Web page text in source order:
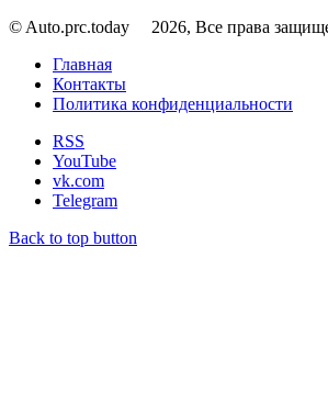
© Auto.prc.today
2026, Все права
Главная
Контакты
Политика конфиденциальности
RSS
YouTube
vk.com
Telegram
Back to top button